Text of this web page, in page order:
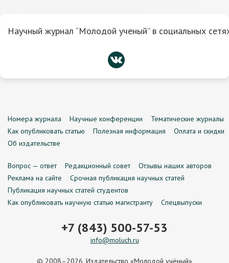
Научный журнал “Молодой ученый” в социальных
Номера журнала Научные конференции
Тематические журналы
Как опубликовать статью
Полезная информация
Оплата и скидки
Об издательстве
Вопрос — ответ Редакционный совет
Отзывы наших авторов
Реклама на сайте
Срочная публикация научных статей
Публикация научных статей студентов
Как опубликовать научную статью магистранту
Спецвыпуски
+7 (843) 500-57-53
info@moluch.ru
© 2008–2026, Издательство «Молодой учёный»